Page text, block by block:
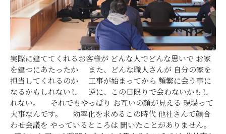
実際に建ててくれるお客様が どんな人でどんな思いで お家
を建つにあたったか また、どんな職人さんが 自分の家を
担当してくれるのか 工事が始まってから 頻繁に会う事に
なるかもしれないし 逆に、この日限りで会わないかもし
れない。 それでもやっぱり お互いの顔が見える 現場って
大事なんです。 効率化を求めるこの時代 他社さんで顔合
わせ会議を やっているところは 聞いたことがありません。